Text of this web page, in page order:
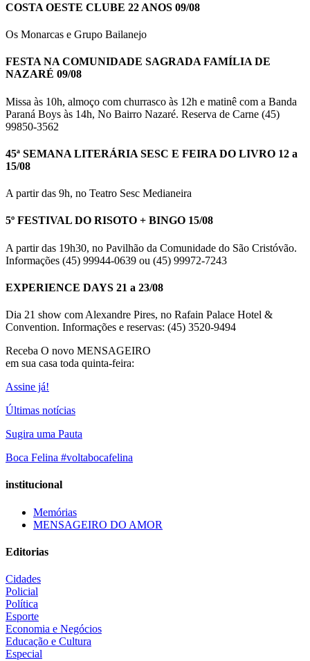
COSTA OESTE CLUBE 22 ANOS 09/08
Os Monarcas e Grupo Bailanejo
FESTA NA COMUNIDADE SAGRADA FAMÍLIA DE
NAZARÉ 09/08
Missa às 10h, almoço com churrasco às 12h e matinê com a Banda
Paraná Boys às 14h, No Bairro Nazaré. Reserva de Carne (45)
99850-3562
45ª SEMANA LITERÁRIA SESC E FEIRA DO LIVRO 12 a
15/08
A partir das 9h, no Teatro Sesc Medianeira
5º FESTIVAL DO RISOTO + BINGO 15/08
A partir das 19h30, no Pavilhão da Comunidade do São Cristóvão.
Informações (45) 99944-0639 ou (45) 99972-7243
EXPERIENCE DAYS 21 a 23/08
Dia 21 show com Alexandre Pires, no Rafain Palace Hotel &
Convention. Informações e reservas: (45) 3520-9494
Receba O novo MENSAGEIRO
em sua casa toda quinta-feira:
Assine já!
Últimas notícias
Sugira uma Pauta
Boca Felina #voltabocafelina
institucional
Memórias
MENSAGEIRO DO AMOR
Editorias
Cidades
Policial
Política
Esporte
Economia e Negócios
Educação e Cultura
Especial